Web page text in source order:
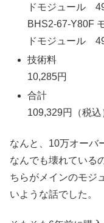
ドモジュール
BHS2-67-Y80F
ドモジュール
技術料
10,285円
合計
109,329円（税込
なんと、10万オーバ
なんでも壊れている
ちらがメインのモジ
いような話でした。